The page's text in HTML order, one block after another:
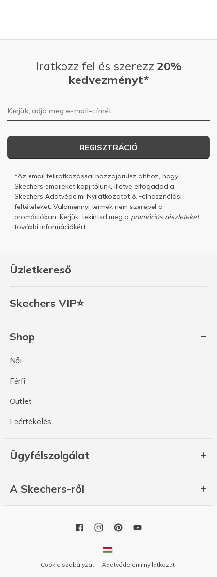
Üzletkereső
Skechers VIP⭐
Shop
Női
Férfi
Outlet
Leértékelés
Ügyfélszolgálat
A Skechers-ről
Iratkozz fel és szerezz 20%
kedvezményt*
E-mail-cím
REGISZTRÁCIÓ
*Az email feliratkozással hozzájárulsz ahhoz, hogy
Skechers emaileket kapj tőlünk, illetve elfogadod a
Skechers Adatvédelmi Nyilatkozatot & Felhasználási
feltételeket. Valamennyi termék nem szerepel a
promócióban. Kerjük, tekintsd meg a promóciós részleteket
további információkért.
Cookie szabályzat
Adatvédelemi nyilatkozat